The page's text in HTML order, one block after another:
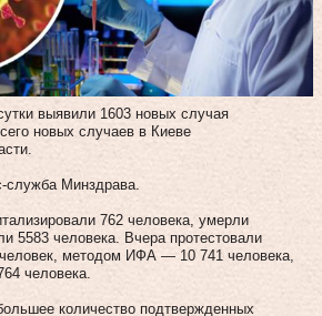
выявили 1603 новых случая
новых случаев в Киеве
Минздрава.
762 человека, умерли
5583 человека. Вчера протестовали
методом ИФА — 10 741 человека,
человека.
количество подтвержденных